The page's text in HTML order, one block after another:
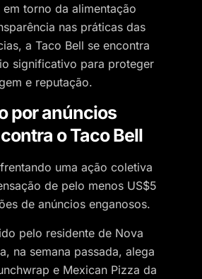
torno da alimentação
nas práticas das
a Taco Bell se encontra
significativo para proteger
e reputação.
por anúncios
o Taco Bell
uma ação coletiva
de pelo menos US$5
de anúncios enganosos.
pelo residente de Nova
na semana passada, alega
e Mexican Pizza da